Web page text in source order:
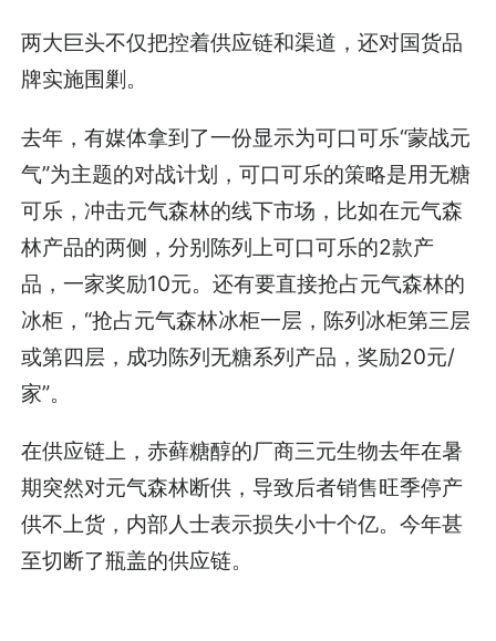
两大巨头不仅把控着供应链和渠道，还对国货品
牌实施围剿。
去年，有媒体拿到了一份显示为可口可乐“蒙战元
气”为主题的对战计划，可口可乐的策略是用无糖
可乐，冲击元气森林的线下市场，比如在元气森
林产品的两侧，分别陈列上可口可乐的2款产
品，一家奖励10元。还有要直接抢占元气森林的
冰柜，“抢占元气森林冰柜一层，陈列冰柜第三层
或第四层，成功陈列无糖系列产品，奖励20元/
家”。
在供应链上，赤藓糖醇的厂商三元生物去年在暑
期突然对元气森林断供，导致后者销售旺季停产
供不上货，内部人士表示损失小十个亿。今年甚
至切断了瓶盖的供应链。